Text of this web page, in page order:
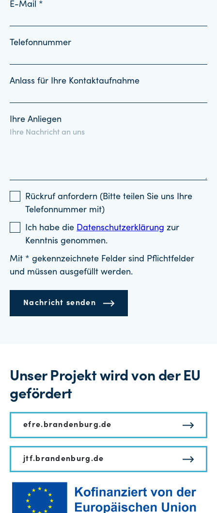
E-Mail *
Telefonnummer
Anlass für Ihre Kontaktaufnahme
Ihre Anliegen
Rückruf anfordern (Bitte teilen Sie uns Ihre
Telefonnummer mit)
Ich habe die Datenschutzerklärung zur
Kenntnis genommen.
Mit * gekennzeichnete Felder sind Pflichtfelder
und müssen ausgefüllt werden.
Nachricht senden
Unser Projekt wird von der EU
gefördert
efre.brandenburg.de
jtf.brandenburg.de